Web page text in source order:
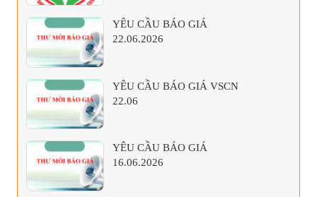
YÊU CẦU BÁO GIÁ
22.06.2026
YÊU CẦU BÁO GIÁ VSCN
22.06
YÊU CẦU BÁO GIÁ
16.06.2026